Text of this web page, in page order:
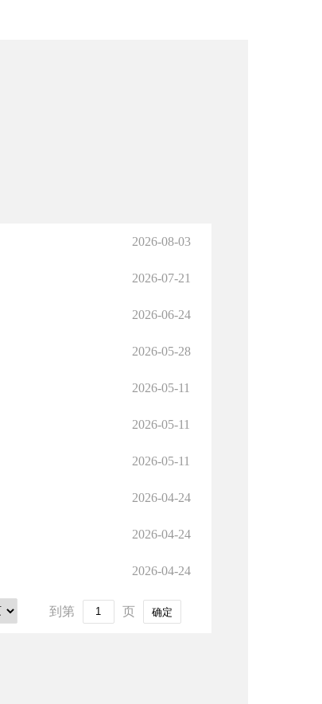
2026-08-03
2026-07-21
2026-06-24
2026-05-28
2026-05-11
2026-05-11
2026-05-11
2026-04-24
2026-04-24
2026-04-24
到第 页 确定